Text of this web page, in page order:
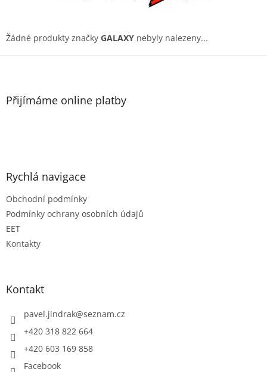
Žádné produkty značky GALAXY nebyly nalezeny...
Z
Přijímáme online platby
Rychlá navigace
Obchodní podmínky
Podmínky ochrany osobních údajů
EET
Kontakty
Kontakt
pavel.jindrak@seznam.cz
+420 318 822 664
+420 603 169 858
Facebook